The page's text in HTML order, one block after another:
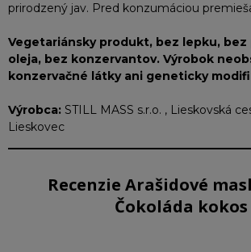
prirodzený jav. Pred konzumáciou
Vegetariánsky produkt, bez lepku, bez
oleja, bez konzervantov. Výrobok
konzervačné látky ani geneticky
Výrobca: STILL MASS s.r.o. , Lieskovská
Lieskovec
Recenzie Arašidové
Čokoláda kokos